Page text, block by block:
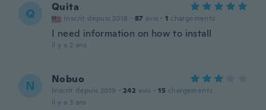
Q Quita
Inscrit depuis 2018 · 87 avis · 1 chargements
I need information on how to install
il y a 2 ans
N Nobuo
Inscrit depuis 2019 · 242 avis · 15 chargements
il y a 3 ans